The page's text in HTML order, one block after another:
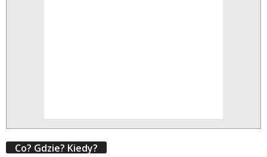
Co? Gdzie? Kiedy?